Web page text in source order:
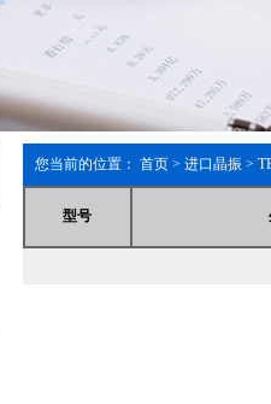
您当前的位置： 首页 > 进口晶振 >
型号